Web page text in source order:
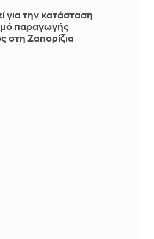
για την κατάσταση
παραγωγής
στη Ζαπορίζια